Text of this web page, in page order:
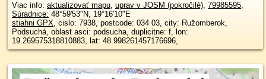
Viac info: aktualizovať mapu, uprav v JOSM (pokročilé), 79985595,
Súradnice: 48°59'53"N, 19°16'10"E
stiahni GPX, cislo: 7938, postcode: 034 03, city: Ružomberok,
Podsuchá, oblast asci: podsucha, duplicitne: f, lon:
19.269575318810883, lat: 48.998261457176696,